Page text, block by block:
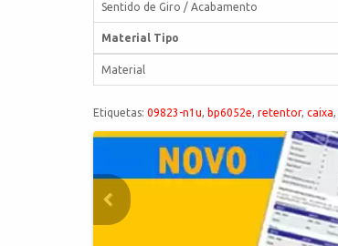
Sentido de Giro / Acabamento
Material Tipo
Material
Etiquetas: 09823-n1u, bp6052e, retentor, caixa,